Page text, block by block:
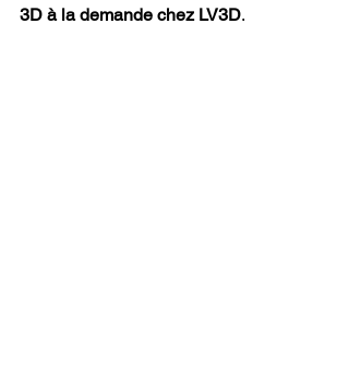
3D à la demande chez LV3D.